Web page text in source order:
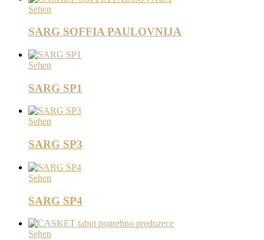
Sehen
SARG SOFFIA PAULOVNIJA
Sehen
SARG SP1
Sehen
SARG SP3
Sehen
SARG SP4
Sehen